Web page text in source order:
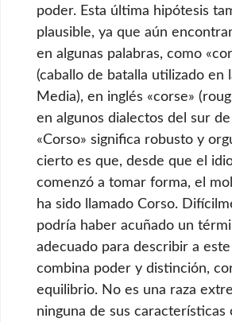
poder. Esta última hipótesis
plausible, ya que aún
en algunas palabras, como
(caballo de batalla utilizado en
Media), en inglés «corse»
en algunos dialectos del sur
«Corso» significa robusto y
cierto es que, desde que el
comenzó a tomar forma, el
ha sido llamado Corso.
podría haber acuñado un
adecuado para describir a
combina poder y distinción,
equilibrio. No es una raza
ninguna de sus características